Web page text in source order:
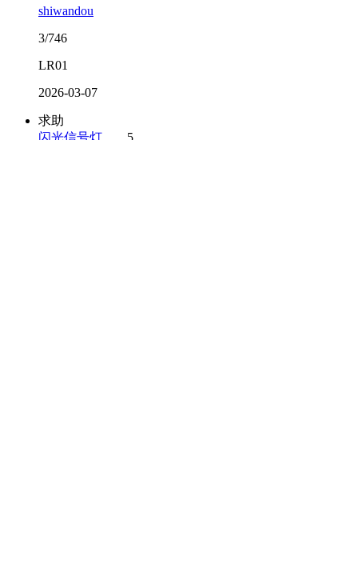
shiwandou
3/746
LR01
2026-03-07
求助
闪光信号灯
5